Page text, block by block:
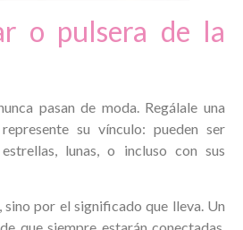
o pulsera de la
pasan de moda. Regálale una
su vínculo: pueden ser
lunas, o incluso con sus
sino por el significado que lleva. Un